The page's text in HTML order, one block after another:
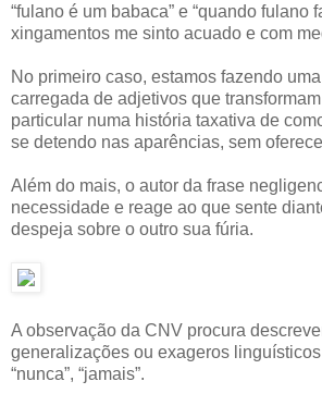
“fulano é um babaca” e “quando fulano
xingamentos me sinto acuado e com
No primeiro caso, estamos fazendo
carregada de adjetivos que
particular numa história taxativa de
se detendo nas aparências, sem
Além do mais, o autor da frase
necessidade e reage ao que sente
despeja sobre o outro sua fúria.
A observação da CNV procura
generalizações ou exageros linguísticos
“nunca”, “jamais”.